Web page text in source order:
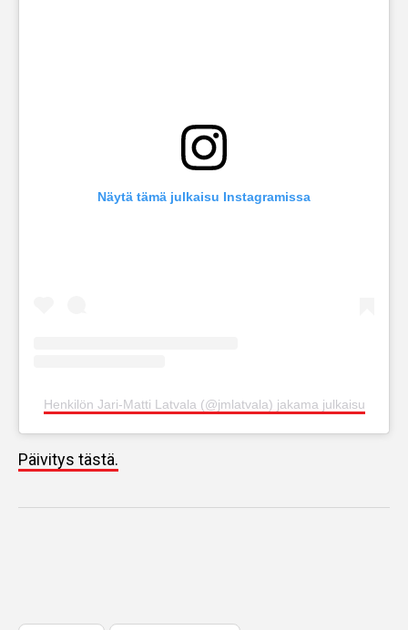
Näytä tämä julkaisu Instagramissa
Henkilön Jari-Matti Latvala (@jmlatvala) jakama julkaisu
Päivitys tästä.